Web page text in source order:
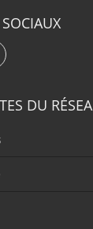
DU